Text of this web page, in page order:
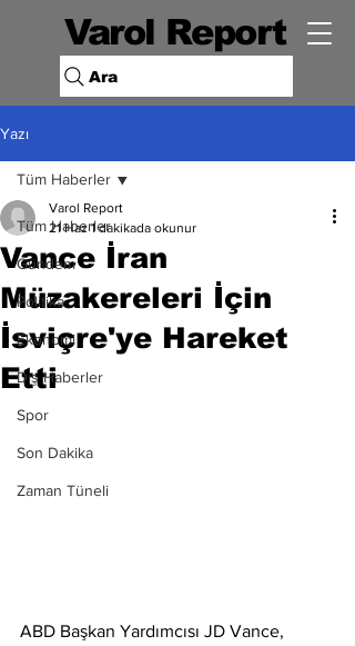
Varol Report
Ara
Yazı
Tüm Haberler
Gündem
Politika
Ekonomi
Dış Haberler
Spor
Son Dakika
Zaman Tüneli
Tüm Haberler
Vance İran
Müzakereleri İçin
İsviçre'ye Hareket
Etti
Varol Report
21 Haz 1 dakikada okunur
ABD Başkan Yardımcısı JD Vance,